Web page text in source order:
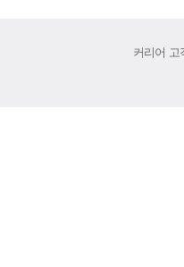
커리어 고